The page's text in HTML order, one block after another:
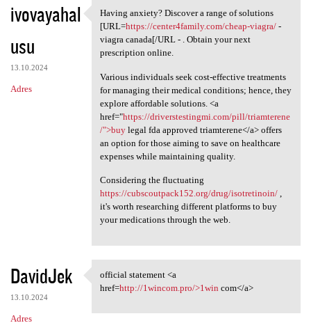
ivovayahal
usu
13.10.2024
Adres
Having anxiety? Discover a
Having anxiety? Discover a range of solutions
[URL=https://center4family.com/cheap-viagra/-
viagra canada[/URL - . Obtain your next
prescription online.
Various individuals seek cost-effective treatments
for managing their medical conditions; hence, they
explore affordable solutions. <a
href="https://driverstestingmi.com/pill/triamterene
/">buylegal fda approved triamterene</a> offers
an option for those aiming to save on healthcare
expenses while maintaining quality.
Considering the fluctuating
https://cubscoutpack152.org/drug/isotretinoin/,
it's worth researching different platforms to buy
your medications through the web.
DavidJek
13.10.2024
Adres
official statement <a href
official statement <a
href=http://1wincom.pro/>1win com</a>